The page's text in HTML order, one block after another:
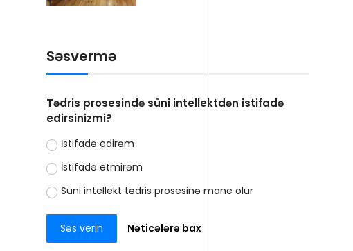
Səsvermə
Tədris prosesində süni intellektdən istifadə
edirsinizmi?
İstifadə edirəm
İstifadə etmirəm
Süni intellekt tədris prosesinə mane olur
Səs verin Nəticələrə bax